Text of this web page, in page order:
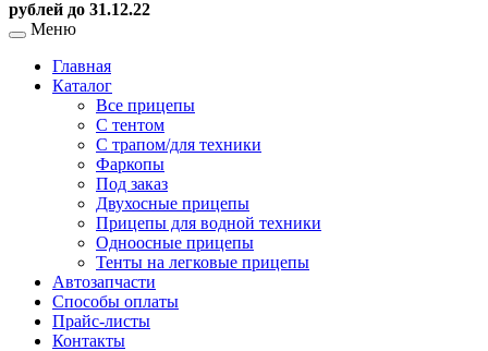
рублей до 31.12.22
Меню
Главная
Каталог
Все прицепы
С тентом
С трапом/для техники
Фаркопы
Под заказ
Двухосные прицепы
Прицепы для водной техники
Одноосные прицепы
Тенты на легковые прицепы
Автозапчасти
Способы оплаты
Прайс-листы
Контакты